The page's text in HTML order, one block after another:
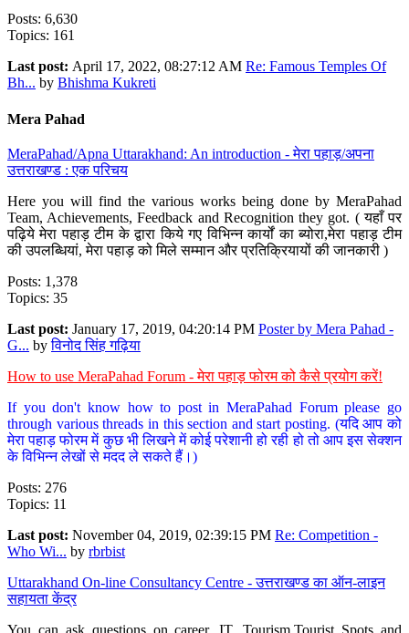
Posts: 6,630
Topics: 161
Last post: April 17, 2022, 08:27:12 AM Re: Famous Temples Of
Bh... by Bhishma Kukreti
Mera Pahad
MeraPahad/Apna Uttarakhand: An introduction - मेरा पहाड़/अपना
उत्तराखण्ड : एक परिचय
Here you will find the various works being done by MeraPahad
Team, Achievements, Feedback and Recognition they got. ( यहाँ पर
पढ़िये मेरा पहाड़ टीम के द्वारा किये गए विभिन्न कार्यों का ब्योरा,मेरा पहाड़ टीम
की उपलब्धियां, मेरा पहाड़ को मिले सम्मान और प्रतिक्रियायों की जानकारी )
Posts: 1,378
Topics: 35
Last post: January 17, 2019, 04:20:14 PM Poster by Mera Pahad -
G... byविनोद सिंह गढ़िया
How to use MeraPahad Forum - मेरा पहाड़ फोरम को कैसे प्रयोग करें!
If you don't know how to post in MeraPahad Forum please go
through various threads in this section and start posting. (यदि आप को
मेरा पहाड़ फोरम में कुछ भी लिखने में कोई परेशानी हो रही हो तो आप इस सेक्शन
के विभिन्न लेखों से मदद ले सकते हैं।)
Posts: 276
Topics: 11
Last post: November 04, 2019, 02:39:15 PM Re: Competition -
Who Wi... by rbrbist
Uttarakhand On-line Consultancy Centre - उत्तराखण्ड का ऑन-लाइन
सहायता केंद्र
You can ask questions on career, IT, Tourism,Tourist Spots and